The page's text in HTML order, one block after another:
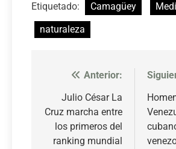
Etiquetado: Camagüey
naturaleza
Navegación
entradas
Anterior:
Julio César La
Cruz marcha entre
los primeros del
ranking mundial